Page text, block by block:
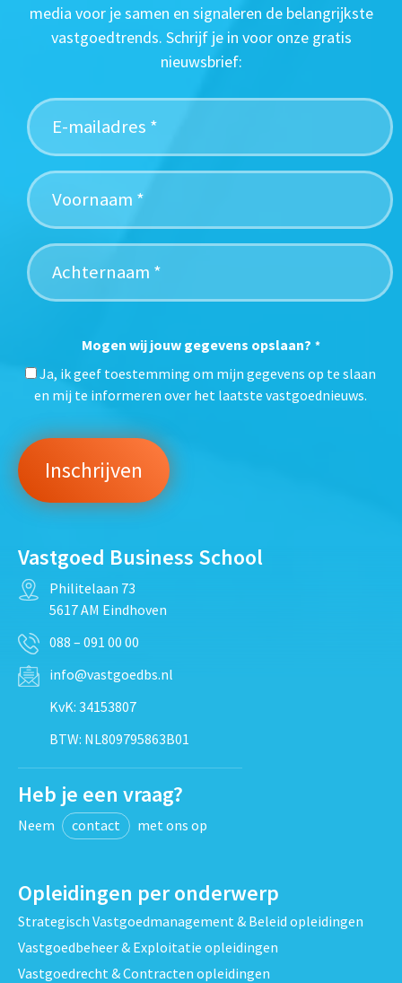
media voor je samen en signaleren de belangrijkste
vastgoedtrends. Schrijf je in voor onze gratis
nieuwsbrief:
Mogen wij jouw gegevens opslaan? *
Ja, ik geef toestemming om mijn gegevens op te slaan
en mij te informeren over het laatste vastgoednieuws.
Vastgoed Business School
Philitelaan 73
5617 AM Eindhoven
088 – 091 00 00
info@vastgoedbs.nl
KvK: 34153807
BTW: NL809795863B01
Heb je een vraag?
Neem contact met ons op
Opleidingen per onderwerp
Strategisch Vastgoedmanagement & Beleid opleidingen
Vastgoedbeheer & Exploitatie opleidingen
Vastgoedrecht & Contracten opleidingen